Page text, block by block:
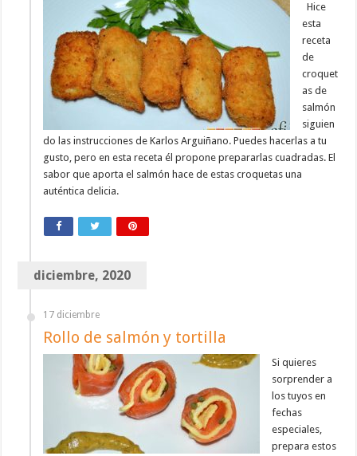
Hice
esta
receta
de
croquet
as de
salmón
siguien
do las instrucciones de Karlos Arguiñano. Puedes hacerlas a tu
gusto, pero en esta receta él propone prepararlas cuadradas. El
sabor que aporta el salmón hace de estas croquetas una
auténtica delicia.
diciembre, 2020
17 diciembre
Rollo de salmón y tortilla
Si quieres
sorprender a
los tuyos en
fechas
especiales,
prepara estos